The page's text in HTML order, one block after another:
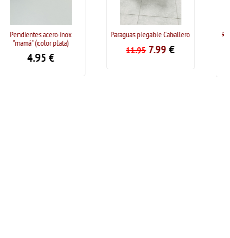
inox
Paraguas plegable Caballero
Rosa de crochet.